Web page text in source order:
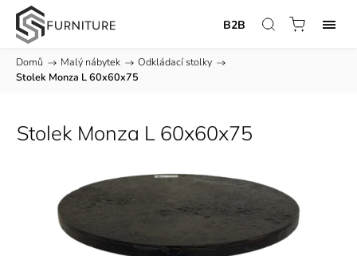
B2B
Domů / Malý nábytek / Odkládací stolky /
Stolek Monza L 60x60x75
Stolek Monza L 60x60x75